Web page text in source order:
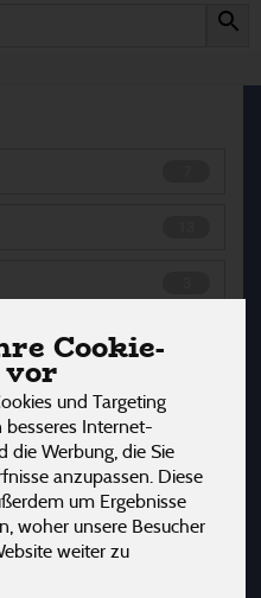
Cookie-
und Targeting
besseres Internet-
die Werbung, die Sie
anzupassen. Diese
um Ergebnisse
woher unsere Besucher
weiter zu